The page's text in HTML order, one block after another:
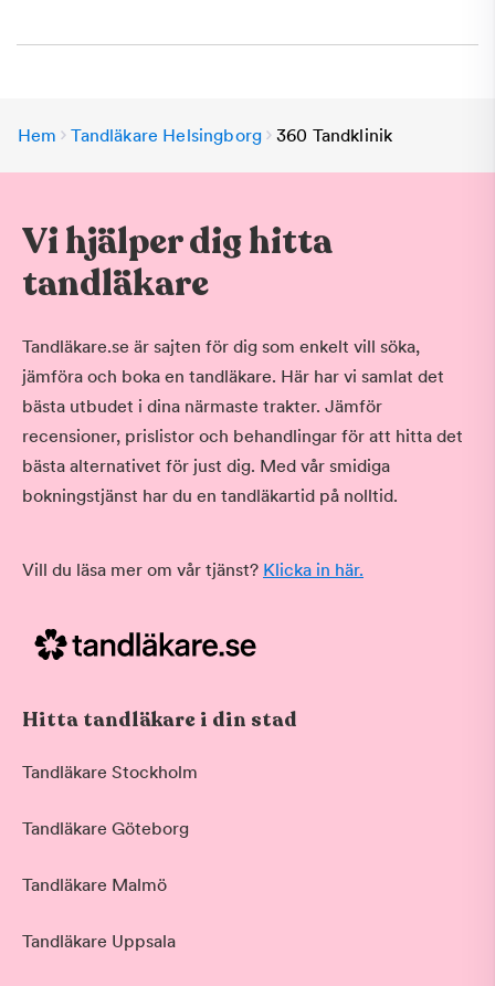
Hem Tandläkare Helsingborg 360 Tandklinik
Vi hjälper dig hitta
tandläkare
Tandläkare.se är sajten för dig som enkelt vill söka,
jämföra och boka en tandläkare. Här har vi samlat det
bästa utbudet i dina närmaste trakter. Jämför
recensioner, prislistor och behandlingar för att hitta det
bästa alternativet för just dig. Med vår smidiga
bokningstjänst har du en tandläkartid på nolltid.
Vill du läsa mer om vår tjänst? Klicka in här.
Hitta tandläkare i din stad
Tandläkare Stockholm
Tandläkare Göteborg
Tandläkare Malmö
Tandläkare Uppsala